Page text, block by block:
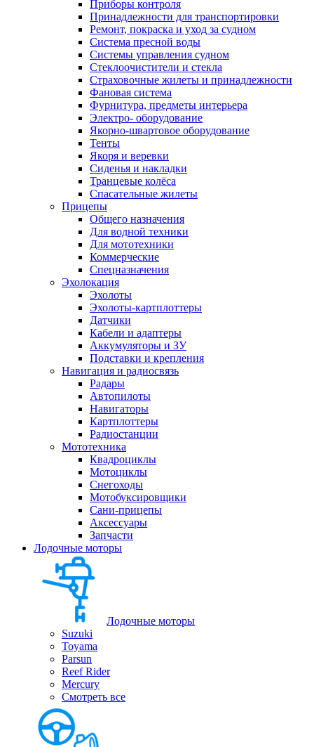
Приборы контроля
Принадлежности для транспортировки
Ремонт, покраска и уход за судном
Система пресной воды
Системы управления судном
Стеклоочистители и стекла
Страховочные жилеты и принадлежности
Фановая система
Фурнитура, предметы интерьера
Электро- оборудование
Якорно-швартовое оборудование
Тенты
Якоря и веревки
Сиденья и накладки
Транцевые колёса
Спасательные жилеты
Прицепы
Общего назначения
Для водной техники
Для мототехники
Коммерческие
Спецназначения
Эхолокация
Эхолоты
Эхолоты-картплоттеры
Датчики
Кабели и адаптеры
Аккумуляторы и ЗУ
Подставки и крепления
Навигация и радиосвязь
Радары
Автопилоты
Навигаторы
Картплоттеры
Радиостанции
Мототехника
Квадроциклы
Мотоциклы
Снегоходы
Мотобуксировщики
Сани-прицепы
Аксессуары
Запчасти
Лодочные моторы
Лодочные моторы
Suzuki
Toyama
Parsun
Reef Rider
Mercury
Смотреть все